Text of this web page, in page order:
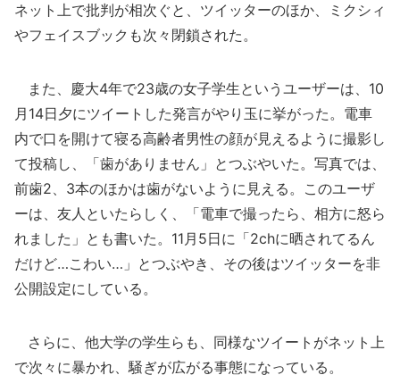
ネット上で批判が相次ぐと、ツイッターのほか、ミクシィ
やフェイスブックも次々閉鎖された。
また、慶大4年で23歳の女子学生というユーザーは、10
月14日夕にツイートした発言がやり玉に挙がった。電車
内で口を開けて寝る高齢者男性の顔が見えるように撮影し
て投稿し、「歯がありません」とつぶやいた。写真では、
前歯2、3本のほかは歯がないように見える。このユーザ
ーは、友人といたらしく、「電車で撮ったら、相方に怒ら
れました」とも書いた。11月5日に「2chに晒されてるん
だけど…こわい…」とつぶやき、その後はツイッターを非
公開設定にしている。
さらに、他大学の学生らも、同様なツイートがネット上
で次々に暴かれ、騒ぎが広がる事態になっている。